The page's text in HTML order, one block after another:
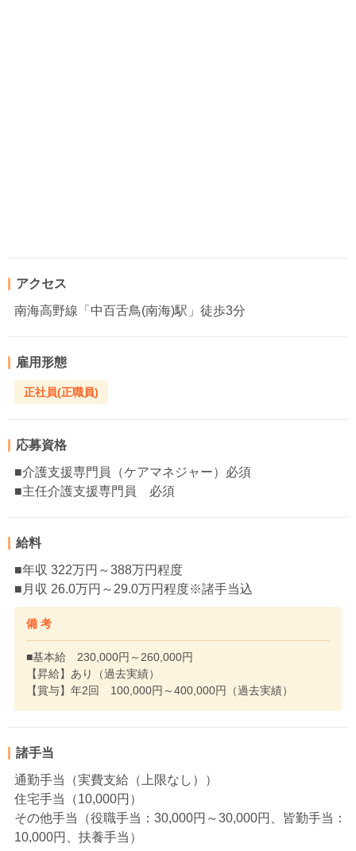
アクセス
南海高野線「中百舌鳥(南海)駅」徒歩3分
雇用形態
正社員(正職員)
応募資格
■介護支援専門員（ケアマネジャー）必須
■主任介護支援専門員 必須
給料
■年収 322万円～388万円程度
■月収 26.0万円～29.0万円程度※諸手当込
備 考
■基本給 230,000円～260,000円
【昇給】あり（過去実績）
【賞与】年2回 100,000円～400,000円（過去実績）
諸手当
通勤手当（実費支給（上限なし））
住宅手当（10,000円）
その他手当（役職手当：30,000円～30,000円、皆勤手当：
10,000円、扶養手当）